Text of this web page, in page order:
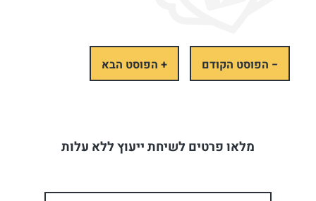
− הפוסט הקודם + הפוסט הבא
מלאו פרטים לשיחת ייעוץ ללא עלות